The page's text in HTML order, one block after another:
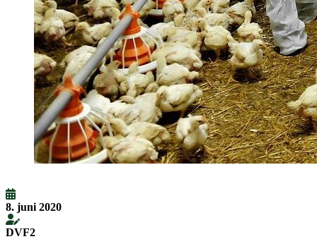
8. juni 2020
DVF2